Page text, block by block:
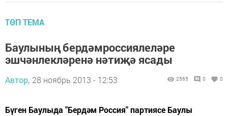
ТӨП ТЕМА
Баулының бердәмроссиялеләре
эшчәнлекләренә нәтиҗә ясады
Автор, 28 ноябрь 2013 - 12:53 2565 0 0
Бүген Баулыда "Бердәм Россия" партиясе Баулы